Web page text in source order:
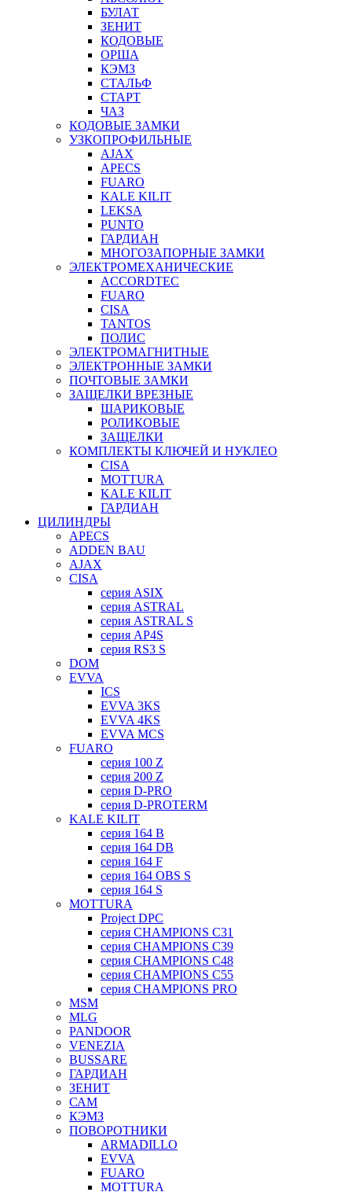
БУЛАТ
ЗЕНИТ
КОДОВЫЕ
ОРША
КЭМЗ
СТАЛЬФ
СТАРТ
ЧАЗ
КОДОВЫЕ ЗАМКИ
УЗКОПРОФИЛЬНЫЕ
AJAX
APECS
FUARO
KALE KILIT
LEKSA
PUNTO
ГАРДИАН
МНОГОЗАПОРНЫЕ ЗАМКИ
ЭЛЕКТРОМЕХАНИЧЕСКИЕ
ACCORDTEC
FUARO
CISA
TANTOS
ПОЛИС
ЭЛЕКТРОМАГНИТНЫЕ
ЭЛЕКТРОННЫЕ ЗАМКИ
ПОЧТОВЫЕ ЗАМКИ
ЗАЩЕЛКИ ВРЕЗНЫЕ
ШАРИКОВЫЕ
РОЛИКОВЫЕ
ЗАЩЕЛКИ
КОМПЛЕКТЫ КЛЮЧЕЙ И НУКЛЕО
CISA
MOTTURA
KALE KILIT
ГАРДИАН
ЦИЛИНДРЫ
APECS
ADDEN BAU
AJAX
CISA
серия ASIX
серия ASTRAL
серия ASTRAL S
серия AP4S
серия RS3 S
DOM
EVVA
ICS
EVVA 3KS
EVVA 4KS
EVVA MCS
FUARO
серия 100 Z
серия 200 Z
серия D-PRO
серия D-PROTERM
KALE KILIT
серия 164 B
серия 164 DB
серия 164 F
серия 164 OBS S
серия 164 S
MOTTURA
Project DPC
серия CHAMPIONS C31
серия CHAMPIONS C39
серия CHAMPIONS C48
серия CHAMPIONS C55
серия CHAMPIONS PRO
MSM
MLG
PANDOOR
VENEZIA
BUSSARE
ГАРДИАН
ЗЕНИТ
САМ
КЭМЗ
ПОВОРОТНИКИ
ARMADILLO
EVVA
FUARO
MOTTURA